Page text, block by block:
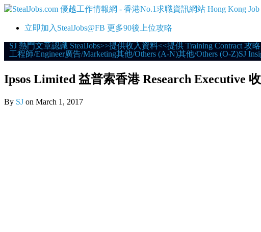
立即加入StealJobs@FB 更多90後上位攻略
Skip
to
SJ 熱門文章認識 StealJobs>>提供收入資料<<提供 Training Contract 攻略
工程師/Engineer廣告/Marketing其他/Others (A-N)其他/Others (O-Z)SJ
Ipsos Limited 益普索香港 Research Executive
By SJ on March 1, 2017